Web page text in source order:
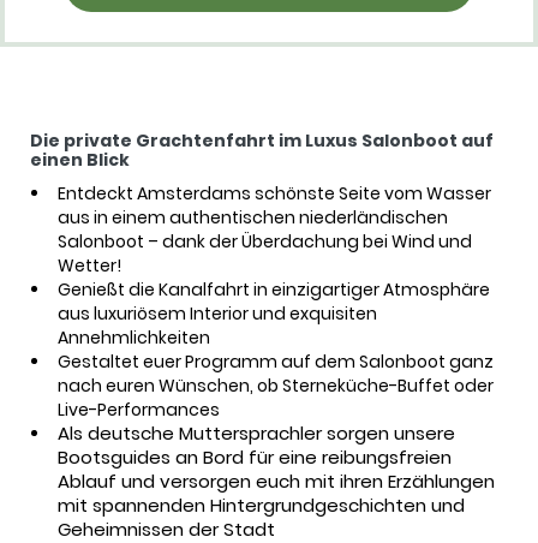
Die private Grachtenfahrt im Luxus Salonboot auf
einen Blick
Entdeckt Amsterdams schönste Seite vom Wasser
aus in einem authentischen niederländischen
Salonboot – dank der Überdachung bei Wind und
Wetter!
Genießt die Kanalfahrt in einzigartiger Atmosphäre
aus luxuriösem Interior und exquisiten
Annehmlichkeiten
Gestaltet euer Programm auf dem Salonboot ganz
nach euren Wünschen, ob Sterneküche-Buffet oder
Live-Performances
Als deutsche Muttersprachler sorgen unsere
Bootsguides an Bord für eine reibungsfreien
Ablauf und versorgen euch mit ihren Erzählungen
mit spannenden Hintergrundgeschichten und
Geheimnissen der Stadt